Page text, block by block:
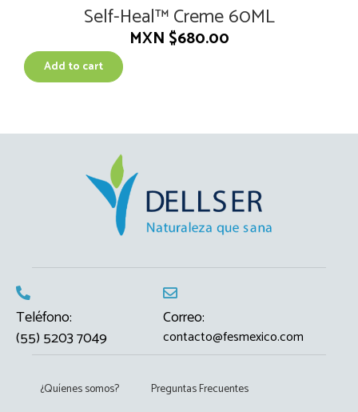
Self-Heal™ Creme 60ML
MXN $680.00
Add to cart
Teléfono:
(55) 5203 7049
Correo:
contacto@fesmexico.com
¿Quíenes somos? Preguntas Frecuentes